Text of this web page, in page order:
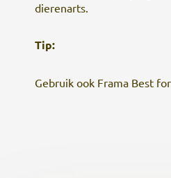
dierenarts.
Tip:
Gebruik ook Frama Best